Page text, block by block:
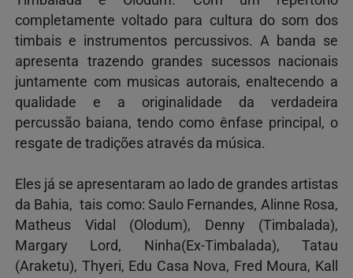
completamente voltado para cultura do som dos
timbais e instrumentos percussivos. A banda se
apresenta trazendo grandes sucessos nacionais
juntamente com musicas autorais, enaltecendo a
qualidade e a originalidade da verdadeira
percussão baiana, tendo como ênfase principal, o
resgate de tradições através da música.
Eles já se apresentaram ao lado de grandes artistas
da Bahia, tais como: Saulo Fernandes, Alinne Rosa,
Matheus Vidal (Olodum), Denny (Timbalada),
Margary Lord, Ninha(Ex-Timbalada), Tatau
(Araketu), Thyeri, Edu Casa Nova, Fred Moura, Kall